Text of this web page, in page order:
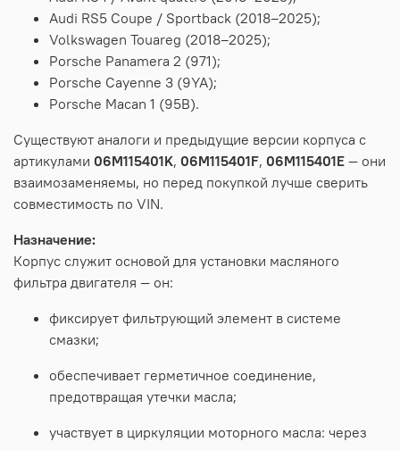
Audi RS5 Coupe / Sportback (2018–2025);
Volkswagen Touareg (2018–2025);
Porsche Panamera 2 (971);
Porsche Cayenne 3 (9YA);
Porsche Macan 1 (95B).
Существуют аналоги и предыдущие версии корпуса с
артикулами 06M115401K, 06M115401F, 06M115401E — они
взаимозаменяемы, но перед покупкой лучше сверить
совместимость по VIN.
Назначение:
Корпус служит основой для установки масляного
фильтра двигателя — он:
фиксирует фильтрующий элемент в системе
смазки;
обеспечивает герметичное соединение,
предотвращая утечки масла;
участвует в циркуляции моторного масла: через